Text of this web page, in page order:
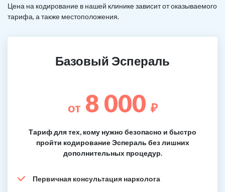
Цена на кодирование в нашей клинике зависит от оказываемого
тарифа, а также местоположения.
Базовый Эспераль
от 8 000 ₽
Тариф для тех, кому нужно безопасно и быстро
пройти кодирование Эспераль без лишних
дополнительных процедур.
Первичная консультация нарколога